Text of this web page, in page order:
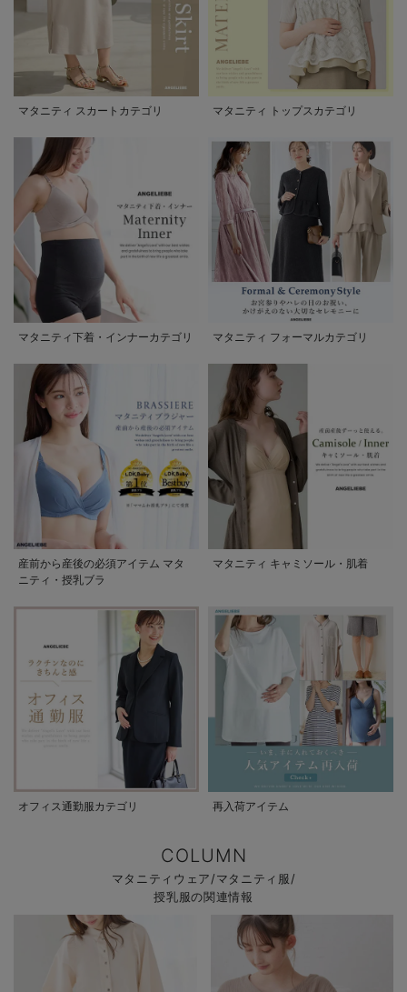
マタニティ スカートカテゴリ マタニティ トップスカテゴリ
マタニティ下着・インナーカテゴリ マタニティ フォーマルカテゴリ
産前から産後の必須アイテム マタ
ニティ・授乳ブラ
マタニティ キャミソール・肌着
オフィス通勤服カテゴリ 再入荷アイテム
COLUMN
マタニティウェア/マタニティ服/
授乳服の関連情報